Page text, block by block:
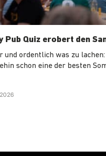
Pub Quiz erobert den
und ordentlich was zu lachen:
schon eine der besten